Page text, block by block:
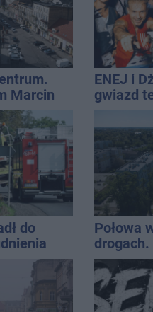
Marcin
błędzie
ENEJ i
gwiazd
do
Połowa